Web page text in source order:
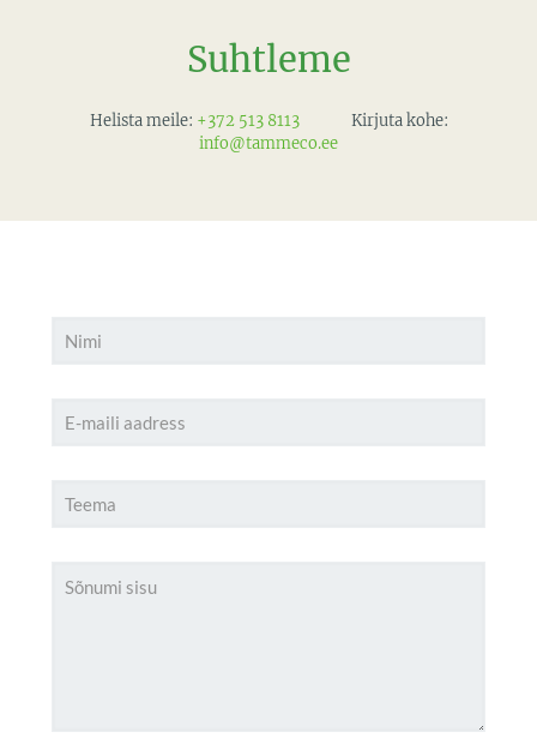
Suhtleme
Helista meile: +372 513 8113
Kirjuta kohe:
info@tammeco.ee